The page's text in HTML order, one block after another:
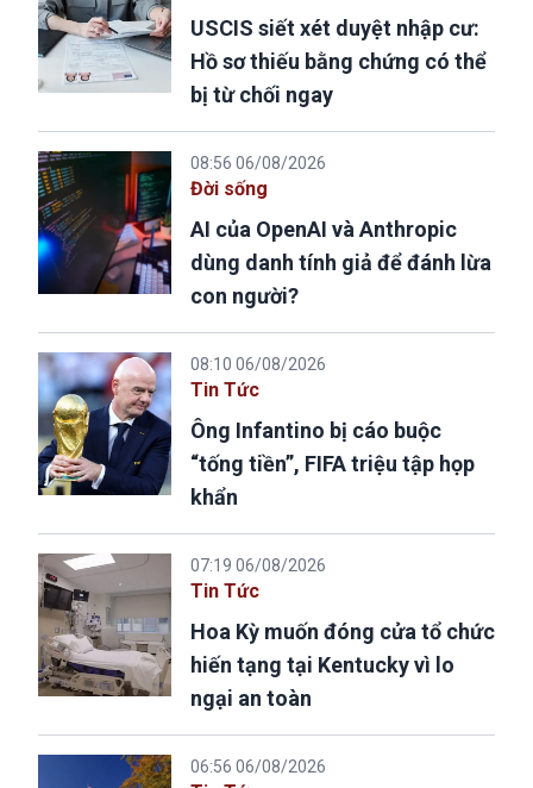
USCIS siết xét duyệt nhập cư:
Hồ sơ thiếu bằng chứng có thể
bị từ chối ngay
08:56 06/08/2026
Đời sống
AI của OpenAI và Anthropic
dùng danh tính giả để đánh lừa
con người?
08:10 06/08/2026
Tin Tức
Ông Infantino bị cáo buộc
“tống tiền”, FIFA triệu tập họp
khẩn
07:19 06/08/2026
Tin Tức
Hoa Kỳ muốn đóng cửa tổ chức
hiến tạng tại Kentucky vì lo
ngại an toàn
06:56 06/08/2026